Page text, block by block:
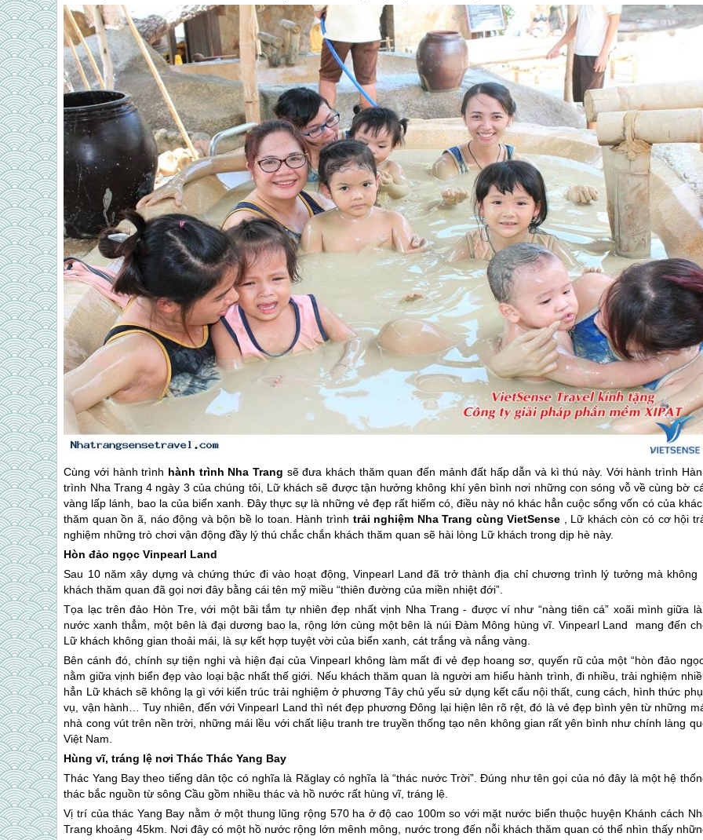
Cùng với hành trình hành trình Nha Trang sẽ đưa khách thăm quan đến mảnh đất hấp dẫn và kì thú này. Với hành trình
trình Nha Trang 4 ngày 3 của chúng tôi, Lữ khách sẽ được tận hưởng không khí yên bình nơi những con sóng vỗ về cùng bờ
vàng lấp lánh, bao la của biển xanh. Đây thực sự là những vẻ đẹp rất hiếm có, điều này nó khác hẳn cuộc sống vốn có của
thăm quan ồn ã, náo động và bộn bề lo toan. Hành trình trải nghiệm Nha Trang cùng VietSense
, Lữ khách còn có cơ hội
nghiệm những trò chơi vận động đầy lý thú chắc chắn khách thăm quan sẽ hài lòng Lữ khách trong dịp hè này.
Hòn đảo ngọc Vinpearl Land
Sau 10 năm xây dựng và chứng thức đi vào hoạt động, Vinpearl Land đã trở thành địa chỉ chương trình lý tưởng mà không
khách thăm quan đã gọi nơi đây bằng cái tên mỹ miều “thiên đường của miền nhiệt đới”.
Tọa lạc trên đảo Hòn Tre, với một bãi tắm tự nhiên đẹp nhất vịnh Nha Trang - được ví như “nàng tiên cá” xoãi mình giữa
nước xanh thẳm, một bên là đại dương bao la, rộng lớn cùng một bên là núi Đàm Mông hùng vĩ. Vinpearl Land mang đến
Lữ khách không gian thoải mái, là sự kết hợp tuyệt vời của biển xanh, cát trắng và nắng vàng.
Bên cánh đó, chính sự tiện nghi và hiện đại của Vinpearl không làm mất đi vẻ đẹp hoang sơ, quyến rũ của một “hòn đảo
nằm giữa vịnh biển đẹp vào loại bậc nhất thế giới. Nếu khách thăm quan là người am hiểu hành trình, đi nhiều, trải nghiệm
hẳn Lữ khách sẽ không lạ gì với kiến trúc trải nghiệm ở phương Tây chủ yếu sử dụng kết cấu nội thất, cung cách, hình thức
vụ, vận hành… Tuy nhiên, đến với Vinpearl Land thì nét đẹp phương Đông lại hiện lên rõ rệt, đó là vẻ đẹp bình yên từ những
nhà cong vút trên nền trời, những mái lều với chất liệu tranh tre truyền thống tạo nên không gian rất yên bình như chính làng
Việt Nam.
Hùng vĩ, tráng lệ nơi Thác Thác Yang Bay
Thác Yang Bay theo tiếng dân tộc có nghĩa là Răglay có nghĩa là “thác nước Trời”. Đúng như tên gọi của nó đây là một hệ
thác bắc nguồn từ sông Cầu gồm nhiều thác và hồ nước rất hùng vĩ, tráng lệ.
Vị trí của thác Yang Bay nằm ở một thung lũng rộng 570 ha ở độ cao 100m so với mặt nước biển thuộc huyện Khánh cách
Trang khoảng 45km. Nơi đây có một hồ nước rộng lớn mênh mông, nước trong đến nỗi khách thăm quan có thể nhìn thấy